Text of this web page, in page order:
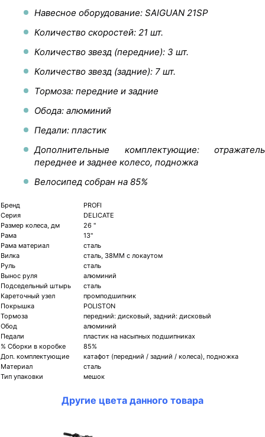
Навесное оборудование: SAIGUAN 21SP
Количество скоростей: 21 шт.
Количество звезд (передние): 3 шт.
Количество звезд (задние): 7 шт.
Тормоза: передние и задние
Обода: алюминий
Педали: пластик
Дополнительные комплектующие: отражатель
переднее и заднее колесо, подножка
Велосипед собран на 85%
Бренд
PROFI
Серия
DELICATE
Размер колеса, дм
26 "
Рама
13"
Рама материал
сталь
Вилка
сталь, 38MM с локаутом
Руль
сталь
Вынос руля
алюминий
Подседельный штырь
сталь
Кареточный узел
промподшипник
Покрышка
POLISTON
Тормоза
передний: дисковый, задний: дисковый
Обод
алюминий
Педали
пластик на насыпных подшипниках
% Сборки в коробке
85%
Доп. комплектующие
катафот (передний / задний / колеса), подножка
Материал
сталь
Тип упаковки
мешок
Другие цвета данного товара